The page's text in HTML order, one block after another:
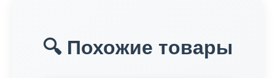
🔍 Похожие товары